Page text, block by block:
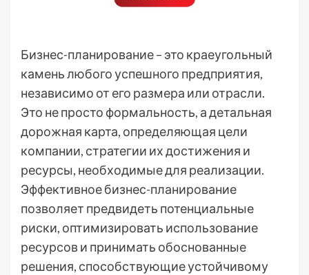
Бизнес-планирование – это краеугольный
камень любого успешного предприятия,
независимо от его размера или отрасли.
Это не просто формальность, а детальная
дорожная карта, определяющая цели
компании, стратегии их достижения и
ресурсы, необходимые для реализации.
Эффективное бизнес-планирование
позволяет предвидеть потенциальные
риски, оптимизировать использование
ресурсов и принимать обоснованные
решения, способствующие устойчивому